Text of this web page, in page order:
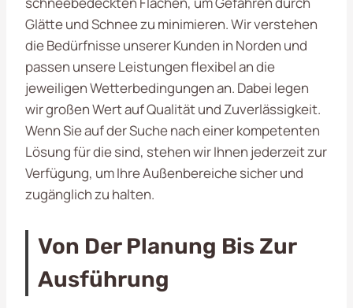
Glätte und Schnee zu minimieren. Wir verstehen
die Bedürfnisse unserer Kunden in Norden und
passen unsere Leistungen flexibel an die
jeweiligen Wetterbedingungen an. Dabei legen
wir großen Wert auf Qualität und Zuverlässigkeit.
Wenn Sie auf der Suche nach einer kompetenten
Lösung für diesind, stehen wir Ihnen jederzeit zur
Verfügung, um Ihre Außenbereiche sicher und
zugänglich zu halten.
Von Der Planung Bis Zur
Ausführung